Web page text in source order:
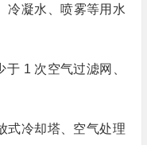
冷凝水、喷雾等用水
1 次空气过滤网、
冷却塔、空气处理